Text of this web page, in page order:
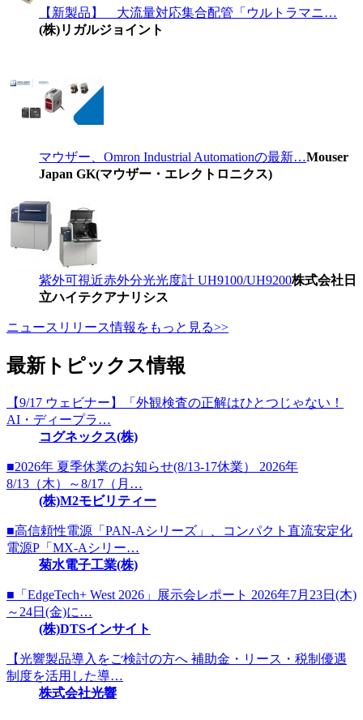
【新製品】 大流量対応集合配管「ウルトラマニ…
(株)リガルジョイント
マウザー、Omron Industrial Automationの最新…Mouser
Japan GK(マウザー・エレクトロニクス)
紫外可視近赤外分光光度計 UH9100/UH9200株式会社日
立ハイテクアナリシス
ニュースリリース情報をもっと見る>>
最新トピックス情報
【9/17 ウェビナー】「外観検査の正解はひとつじゃない！
AI・ディープラ…
コグネックス(株)
■2026年 夏季休業のお知らせ(8/13-17休業） 2026年
8/13（木）～8/17（月…
(株)M2モビリティー
■高信頼性電源「PAN-Aシリーズ」、コンパクト直流安定化
電源P「MX-Aシリー…
菊水電子工業(株)
■「EdgeTech+ West 2026」展示会レポート 2026年7月23日(木)
～24日(金)に…
(株)DTSインサイト
【光響製品導入をご検討の方へ 補助金・リース・税制優遇
制度を活用した導…
株式会社光響